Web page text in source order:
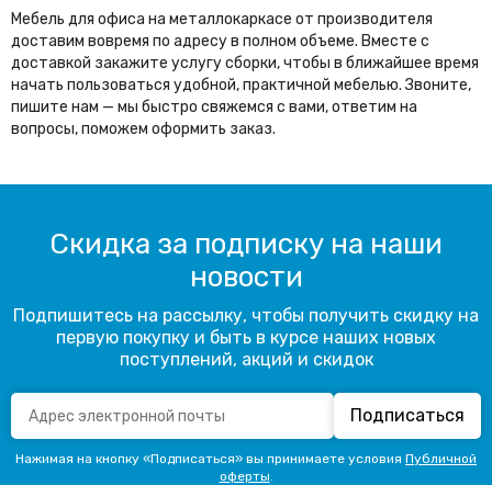
Мебель для офиса на металлокаркасе от производителя
доставим вовремя по адресу в полном объеме. Вместе с
доставкой закажите услугу сборки, чтобы в ближайшее время
начать пользоваться удобной, практичной мебелью. Звоните,
пишите нам — мы быстро свяжемся с вами, ответим на
вопросы, поможем оформить заказ.
Скидка за подписку на наши
новости
Подпишитесь на рассылку, чтобы получить скидку на
первую покупку и быть в курсе наших новых
поступлений, акций и скидок
Подписаться
Нажимая на кнопку «Подписаться» вы принимаете условия Публичной
оферты.